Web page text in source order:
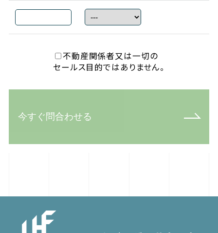
不動産関係者又は一切の
セールス目的ではありません。
今すぐ問合わせる